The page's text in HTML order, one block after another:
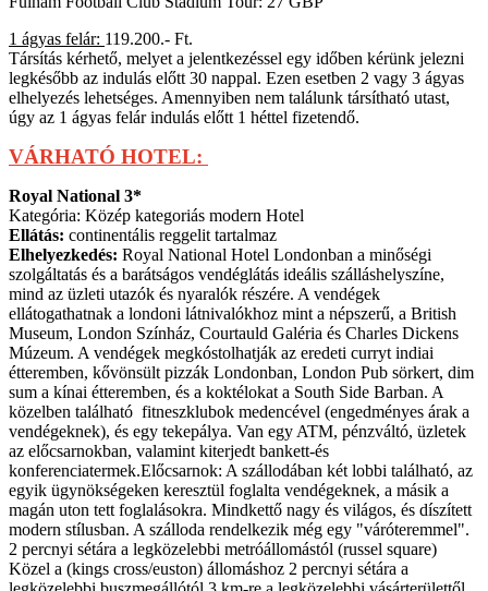
1 ágyas felár: 119.200.- Ft.
Társítás kérhető, melyet a jelentkezéssel egy időben kérünk jelezni
legkésőbb az indulás előtt 30 nappal. Ezen esetben 2 vagy 3 ágyas
elhelyezés lehetséges. Amennyiben nem találunk társítható utast,
úgy az 1 ágyas felár indulás előtt 1 héttel fizetendő.
VÁRHATÓ HOTEL:
Royal National 3*
Kategória: Közép kategoriás modern Hotel
Ellátás: continentális reggelit tartalmaz
Elhelyezkedés: Royal National Hotel Londonban a minőségi
szolgáltatás és a barátságos vendéglátás ideális szálláshelyszíne,
mind az üzleti utazók és nyaralók részére. A vendégek
ellátogathatnak a londoni látnivalókhoz mint a népszerű, a British
Museum, London Színház, Courtauld Galéria és Charles Dickens
Múzeum. A vendégek megkóstolhatják az eredeti curryt indiai
étteremben, kővönsült pizzák Londonban, London Pub sörkert, dim
sum a kínai étteremben, és a koktélokat a South Side Barban. A
közelben található fitneszklubok medencével (engedményes árak a
vendégeknek), és egy tekepálya. Van egy ATM, pénzváltó, üzletek
az előcsarnokban, valamint kiterjedt bankett-és
konferenciatermek.Előcsarnok: A szállodában két lobbi található, az
egyik ügynökségeken keresztül foglalta vendégeknek, a másik a
magán uton tett foglalásokra. Mindkettő nagy és világos, és díszített
modern stílusban. A szálloda rendelkezik még egy "váróteremmel".
2 percnyi sétára a legközelebbi metróállomástól (russel square)
Közel a (kings cross/euston) állomáshoz 2 percnyi sétára a